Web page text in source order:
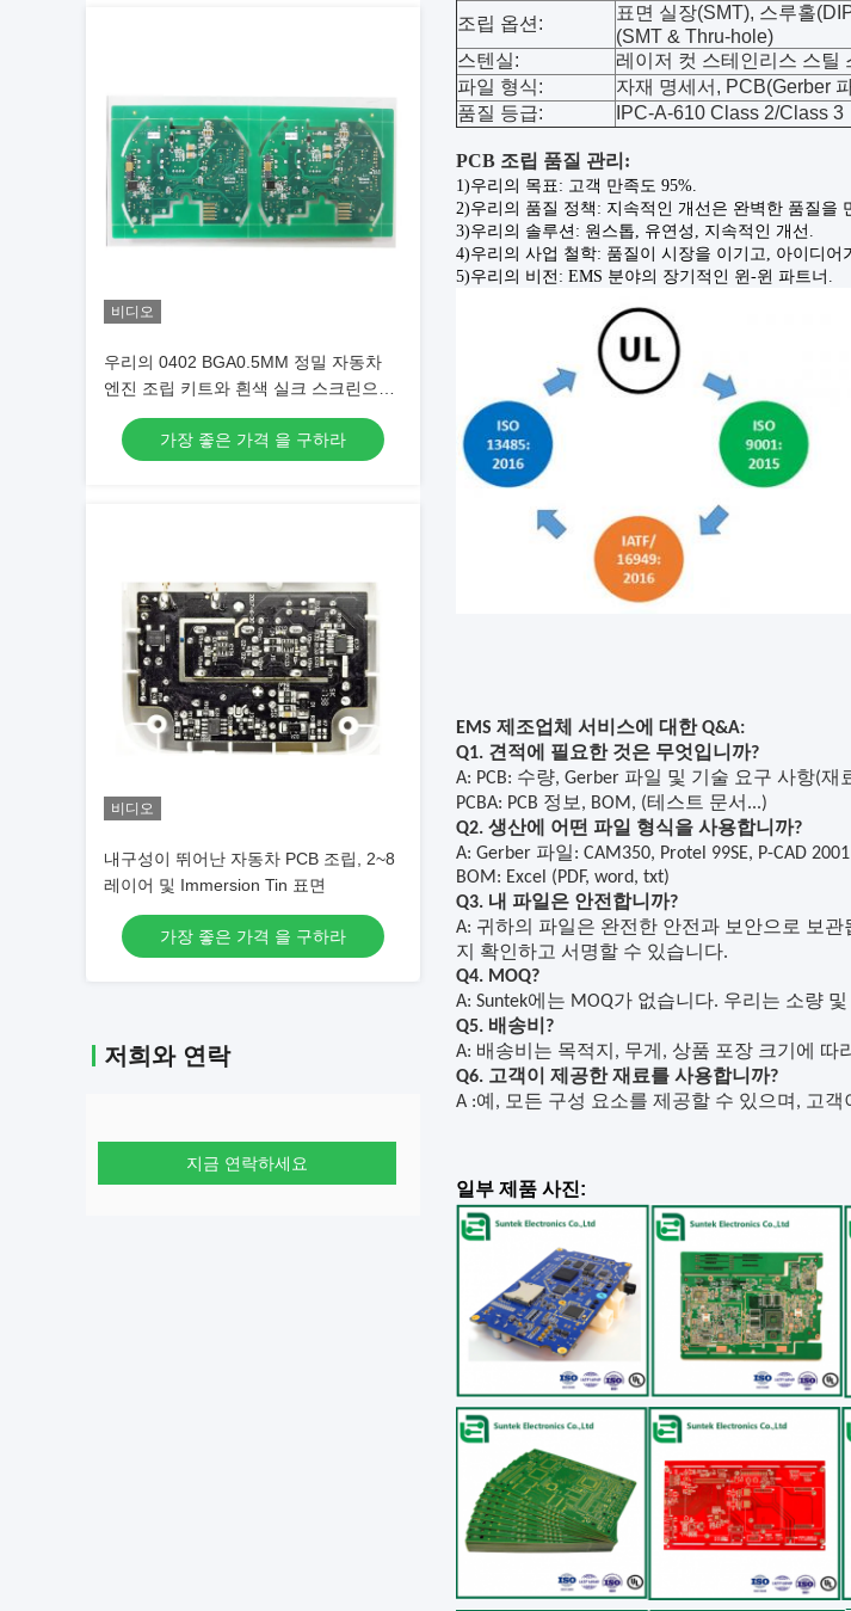
비디오
우리의 0402 BGA0.5MM 정밀 자동차
엔진 조립 키트와 흰색 실크 스크린으로
차량을 업그레이드
가장 좋은 가격 을 구하라
비디오
내구성이 뛰어난 자동차 PCB 조립, 2~8
레이어 및 Immersion Tin 표면
가장 좋은 가격 을 구하라
저희와 연락
지금 연락하세요
조립 옵션:
표면 실장(SMT), 스루홀
(SMT & Thru-hole)
스텐실:
레이저 컷 스테인리스 스틸
파일 형식:
자재 명세서, PCB(Gerber
품질 등급:
IPC-A-610 Class 2/Class 3
PCB 조립 품질 관리 :
1)우리의 목표: 고객 만족도 95%.
2)우리의 품질 정책: 지속적인 개선은 완벽한 품질을
3)우리의 솔루션: 원스톱, 유연성, 지속적인 개선.
4)우리의 사업 철학: 품질이 시장을 이기고, 아이디어
5)우리의 비전: EMS 분야의 장기적인 윈-윈 파트너.
EMS 제조업체 서비스에 대한 Q&A:
Q1. 견적에 필요한 것은 무엇입니까?
A: PCB: 수량, Gerber 파일 및 기술 요구 사항(
PCBA: PCB 정보, BOM, (테스트 문서...)
Q2. 생산에 어떤 파일 형식을 사용합니까?
A: Gerber 파일: CAM350, Protel 99SE, P-CAD 2001
BOM: Excel (PDF, word, txt)
Q3. 내 파일은 안전합니까?
A: 귀하의 파일은 완전한 안전과 보안으로 보
지 확인하고 서명할 수 있습니다.
Q4. MOQ?
A: Suntek에는 MOQ가 없습니다. 우리는 소량
Q5. 배송비?
A: 배송비는 목적지, 무게, 상품 포장 크기에
Q6. 고객이 제공한 재료를 사용합니까?
A :예, 모든 구성 요소를 제공할 수 있으며, 고
일부 제품 사진: